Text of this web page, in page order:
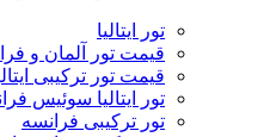
تور ایتالیا
قیمت تور آلمان و
قیمت تور ترکیبی
تور ایتالیا سوئیس
تور ترکیبی فرانسه